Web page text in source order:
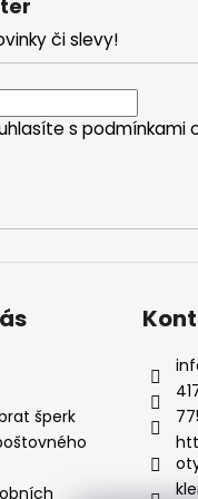
či slevy!
s podmínkami
šperk